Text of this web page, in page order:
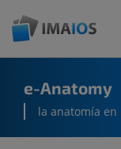
e-Anatomy
la anatomía en